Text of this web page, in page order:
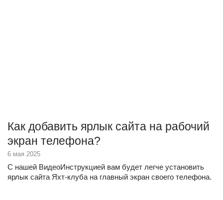
Как добавить ярлык сайта на рабочий
экран телефона?
6 мая 2025
С нашей ВидеоИнструкцией вам будет легче установить
ярлык сайта Яхт-клуба на главный экран своего телефона.